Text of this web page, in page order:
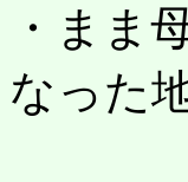
・まま
なった